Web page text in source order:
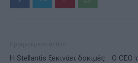
Η Stellantis ξεκινάει δοκιμές
O CEO